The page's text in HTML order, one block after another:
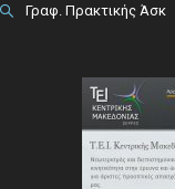
Γραφ. Πρακτικής Άσκ